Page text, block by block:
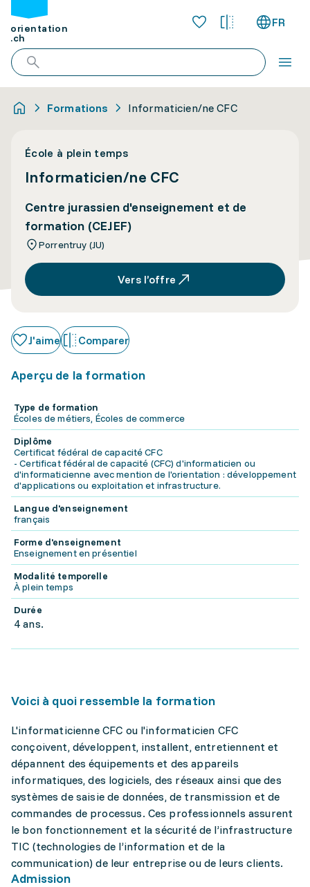
orientation
.ch
FR
Formations Informaticien/ne CFC
École à plein temps
Informaticien/ne CFC
Centre jurassien d'enseignement et de
formation (CEJEF)
Porrentruy (JU)
Vers l’offre
J'aime Comparer
Aperçu de la formation
Type de formation
Écoles de métiers, Écoles de commerce
Diplôme
Certificat fédéral de capacité CFC
- Certificat fédéral de capacité (CFC) d'informaticien ou
d'informaticienne avec mention de l'orientation : développement
d'applications ou exploitation et infrastructure.
Langue d'enseignement
français
Forme d'enseignement
Enseignement en présentiel
Modalité temporelle
À plein temps
Durée
4 ans.
Voici à quoi ressemble la formation
L'informaticienne CFC ou l'informaticien CFC
conçoivent, développent, installent, entretiennent et
dépannent des équipements et des appareils
informatiques, des logiciels, des réseaux ainsi que des
systèmes de saisie de données, de transmission et de
commandes de processus. Ces professionnels assurent
le bon fonctionnement et la sécurité de l’infrastructure
TIC (technologies de l’information et de la
communication) de leur entreprise ou de leurs clients.
Admission